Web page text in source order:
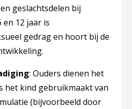
geslachtsdelen bij
12 jaar is
gedrag en hoort bij de
: Ouders dienen het
het kind gebruikmaakt van
(bijvoorbeeld door